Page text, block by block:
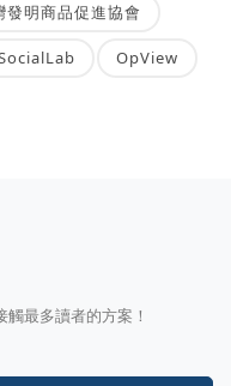
發明商品促進協會
OpView
最多讀者的方案！